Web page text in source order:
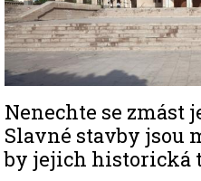
Nenechte se zmást
Slavné stavby jsou
by jejich historická